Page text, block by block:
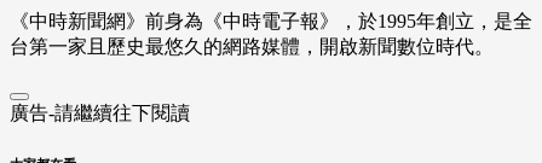
《中時新聞網》前身為《中時電子報》，於1995年創立，是全
台第一家且歷史最悠久的網路媒體，開啟新聞數位時代。
廣告-請繼續往下閱讀